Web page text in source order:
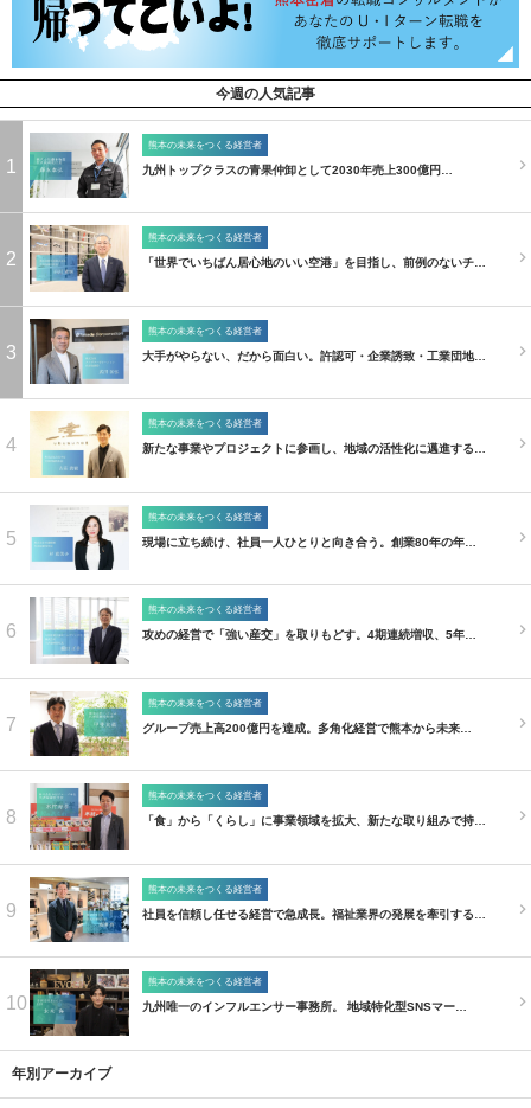
今週の人気記事
1
熊本の未来をつくる経営者
九州トップクラスの青果仲卸として2030年売上300億円…
2
熊本の未来をつくる経営者
「世界でいちばん居心地のいい空港」を目指し、前例のないチ…
3
熊本の未来をつくる経営者
大手がやらない、だから面白い。許認可・企業誘致・工業団地…
4
熊本の未来をつくる経営者
新たな事業やプロジェクトに参画し、地域の活性化に邁進する…
5
熊本の未来をつくる経営者
現場に立ち続け、社員一人ひとりと向き合う。創業80年の年…
6
熊本の未来をつくる経営者
攻めの経営で「強い産交」を取りもどす。4期連続増収、5年…
7
熊本の未来をつくる経営者
グループ売上高200億円を達成。多角化経営で熊本から未来…
8
熊本の未来をつくる経営者
「食」から「くらし」に事業領域を拡大、新たな取り組みで持…
9
熊本の未来をつくる経営者
社員を信頼し任せる経営で急成長。福祉業界の発展を牽引する…
10
熊本の未来をつくる経営者
九州唯一のインフルエンサー事務所。 地域特化型SNSマー…
年別アーカイブ